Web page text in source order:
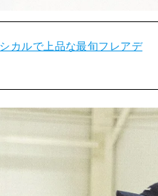
カルで上品な最旬フレアデ